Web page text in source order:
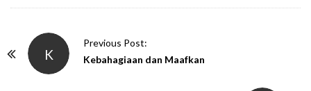
K
Previous Post:
Kebahagiaan dan Maafkan